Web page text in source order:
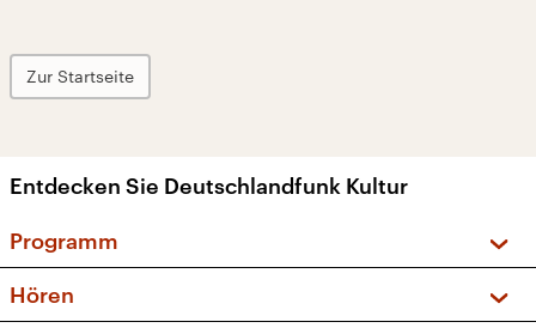
Zur Startseite
Entdecken Sie Deutschlandfunk Kultur
Programm
Sendungen und Podcasts
Hören